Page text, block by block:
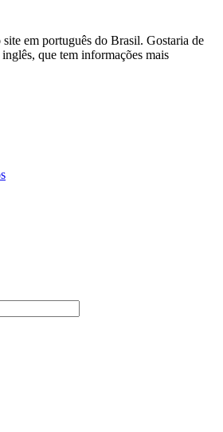
em português do Brasil. Gostaria de
que tem informações mais